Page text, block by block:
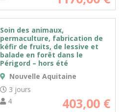
Soin des animaux,
permaculture, fabrication de
kéfir de fruits, de lessive et
balade en forêt dans le
Périgord – hors été
Nouvelle Aquitaine
3 jours
4
403,00 €